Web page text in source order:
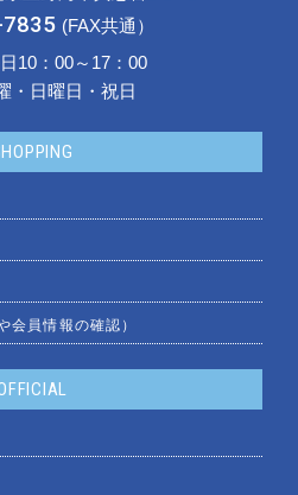
(FAX共通）
10：00～17：00
・日曜日・祝日
会員情報の確認）